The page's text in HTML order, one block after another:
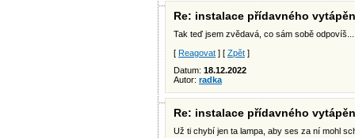
Re: instalace přídavného
Tak teď jsem zvědavá, co sám sobě odpovíš...
[ Reagovat ] [ Zpět ]
Datum: 18.12.2022
Autor: radka
Re: instalace přídavného
Už ti chybí jen ta lampa, aby ses za ní mohl